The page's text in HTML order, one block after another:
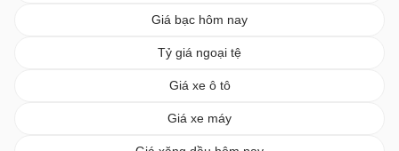
Giá bạc hôm nay
Tỷ giá ngoại tệ
Giá xe ô tô
Giá xe máy